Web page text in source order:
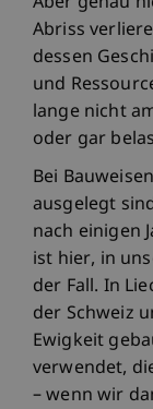
Abriss
dessen
und
lange nicht
oder gar
Bei
ausgelegt
nach einigen
ist hier, in
der Fall. In
der Schweiz
Ewigkeit
verwendet,
– wenn wir